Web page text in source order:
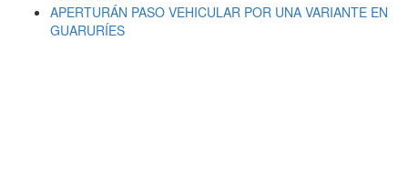
APERTURÁN PASO VEHICULAR POR UNA VARIANTE EN
GUARURÍES